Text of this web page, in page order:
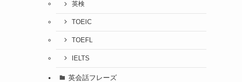
英検
TOEIC
TOEFL
IELTS
英会話フレーズ